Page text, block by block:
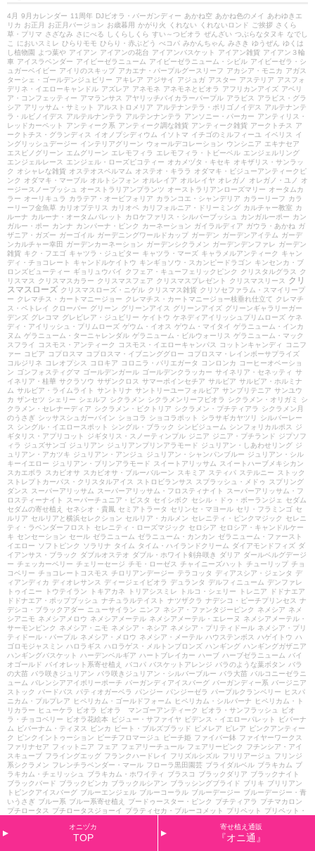
4月 9月カレンダー 11周年 DJビオラ・バーガンディー あかね空 あかね色のメイ
あわゆきエ
リカ お正月 お正月バージョン お歳暮用 かがり火 くれない くれないロンド ご挨拶 さくら
草・プリマ さざなみ さにべる しくらしくら すい～つビオラ ぜんざい つぶらなタヌキ なでし
こ
においスミレ ひらりモモ ひらり・赤ぶどう べコパ みかんちゃん みさき ゆうぜん
ゆくは
し植物園
よつ葉や アイアン アイアンの花台 アイアンバスケット アイアン雑貨 アイアン３輪
車 アイスラベンダー アイビーゼラニューム アイビーゼラニューム・シビル アイビーゼラ・シ
ュガーベイビー アイリのスキップ アカエナ・パープルグースリーフ アカシア・モニカ アガス
ターシェ・ゴールデンジュビリー アキレア アジサイ アジュガ アスター アステリア アスフォ
デリネ・イエローキャンドル アズレア アネモネ アネモネとビオラ アフリカンアイズ アベリ
ア・コンフェッティー アマランサス アヤリッチバイカラーパープル アラビス
アラビス・グラ
シア アリッサム・サミット アルストロメリア アルテナンテラ・ポリゴノイデス
アルテナンテ
ラ・ルビノイデス
アルテルナンテラ アルテンナンテラ アンソニー・パーカー アンティリス・
レッドカーペット
アンティーク系 アンティーク調な雑貨 アンティーク雑貨 アークトチス
ア
ークトチス・グランディス
イオノプシディウム イソトマ イチゴのミルフィーユ イベリス
イ
ングリッシュデージー インテリアグリーン ウォールデコレーション ウンシニア エキナセア
エスピノグリーン エムグリーン エレモフィラ エレモフィラ・トビーベル エンジェルリング
エンジェルレース
エンジェル・ローズピコティー オカメヅタ・キセキ オキザリス・サンラッ
ク
オシャレな雑貨 オステオスペルマム オステオ・キララ
オダマキ・ビジューアンティークピ
ンク
オダマキ・マーブル オルトシフォン オルレイア オルレイヤ オレガノ オレガノ・ユノ
オ
ージースノーブッシュ
オーストラリアンプランツ オーストラリアンローズマリー オータムカ
ラー オーリキュラ カラテア・オービフォリア カランコエ・シャンデリア カラーリーフ カラ
ーリーフ金魚草 カリオプテリス カリオペ カリフォルニア・ドリーミング カルチャー教室 カ
ルーナ カルーナ・オータムパレット カロケファリス・シルバーブッシュ カンガルーポー カン
ガルー・ポー カンナ カンパーナ・ピンク カーネーション ガイラルディア ガウラ・あかね ガ
ザニア・ガズー ガーゴイル ガーデニングワールドカップ ガーデン ガーデンアイテム ガーデ
ンカルチャー幸田
ガーデンカーネーション ガーデンシクラメン ガーデンデンファレ ガーデン
雑貨 キク・フエゴ キャツラ・ジュピター キャツラ・マーズ キャラメルアンティーク
キャン
ディ・チョコレート
キャンドルケイトウ キンギョソウ・スカンピードラゴン キンセンカ・ブ
ロンズビューティー ギョリュウバイ クフェア・キューフェリックピンク クリスタルグラス
ク
リスマス
クリスマスカラー クリスマスフェア クリスマスプレゼント クリスマスリース
クリ
スマスローズ クリスマスローズ・ニゲル クリスマス雑貨 クリソセファラム・スマイリープ
ー クレマチス・カートマニージョー クレマチス・カートマニージョー枝垂れ仕立て クレマチ
ス・ペトレイ
クローバー グリーン グリーンアイス グリーンアイズ グリーンギャラリーガー
デンズ グレコマ グレビレア・ジュビリー ケイトウ ケネディアイリッシュプリムローズ ケネ
ディ・アイリッシュ・プリムローズ ゲウム・イオス ゲウム・マイタイ ゲラニューム・インカ
ヌム ゲラニューム・ターニャレンダル ゲラニューム・ビルウォーリス ゲラニューム・マック
スフライ
コスモス・アンティーク コスモス・イエローキャンパス コットンキャンディ
コニフ
ァー
コピア コプロスマ コプロスマ・イブニンググロー
コプロスマ・レインボーサプライズ
コルジリネ
コレオプシス コロキア コロニラ・バリエガータ コンロンカ
コーヒーオベーショ
ン ゴンフォスティグマ ゴールデンガール ゴールデンクラッカー サイネリア・セネッティ サ
イネリア・桂華 サクラソウ サザンクロス サマーポインセチア サルビア サルビア・ホルミナ
ム サルビア・ライムライト サントリナ サントリーユーフォルビア サンブリテニア サンユウ
カ ザンセツ シェリー シェルフ シクラメン シクラメンリーフビオラ シクラメン・オリガミ
シ
クラメン・セレナーディア シクラメン・ビクトリア シクラメン・プチティアラ
シクラメン月
のうさぎ シッサスシュガーバイン ショコラ ショコラポット シラサギカヤツリ
シルバーレー
ス
シングル・イエロースポット シングル・ブラック シンビジューム シンフォリカルポス
ジ
ギタリス・アプリコット
ジギタリス・スノーティンプル ジニア ジニア・プチランド ジプソフ
ィラ
ジュズサンゴ ジュリアン ジュリアンプリンアラモード ジュリアン・しあわせリング ジ
ュリアン・アカツキ ジュリアン・アンジュ ジュリアン・シャンパンブルー ジュリアン・シル
キーイエロー ジュリアン・プリンアラモード スイートアリッサム
スイートハーブメキシカン
スカエボラ
スカビオサ スカビオサ・ブルーバルーン スキミア スティパ ステルニー
ストック
ストレプトカーパス・クリスタルアイス
ストロビランサス スプラッシュ・メドゥ
スプリング
ダンス
スーパーアリッサム スーパーアリッサム・フロスティナイト
スーパーアリッサム・フ
ロスティーナイト
スーパーチュニア・ビスタ セイシボク セシル・ドゥ・ボーランジェ
セダム
セダムの寄せ植え
セネシオ・貴鳳 セミアトラータ セリンセ・マヨール セリ・フラミンゴ セ
ルリア セルリアと横浜セレクション セルリア・カルメン セレニティ・ピンクマジック
セレニ
ティ・ラベンダーフロスト
セレニティ・ローズマジック セロシア セロシア・キャンドルケー
キ センセーション セール ゼラニューム ゼラニューム・カンカン ゼラニューム・ファースト
イエロー ソフトピンク ソラリナ タイム タイム・ハイランドクリーム ダイアモンドフィズ ダ
イアンサス・ブラック
ダブルオステオ ダブル・ホワイト剣弁咲き ダリア ダールベルグデージ
ー チェッカーベリー チェリーセージ チモ・ローゼス チャイニーズハット チューリップ チョ
コベリー チョコレートコスモス チロリアンデージー テラコッタ ディアスシア・ジェンタ
デ
ィアンディカ ディオレサンス ディージェイビオラ デュランタ デルフィニューム デンファレ
トゥイニー
トウテイラン トキアカネ トリアシスミレ トルコ・シェリー トレニア
ドドナエア
ドドナエア・ポップブッシュ
ナチュラルテイスト ナツザクラ ナデシコ・ピーチプリンセス ナ
デシコ・ブラックアダー
ニューサイラン ニンフ ネシア・ファンタジーピンク ネメシア ネメ
シアニモ ネメシアメロウ ネメシアメーテル ネメシアメーテル・エレーヌ
ネメシアメーテル・
サーモンピンク
ネメシア・ニモ ネメシア・ネシア ネメシア・プリティドール ネメシア・プリ
ティドール・パープル ネメシア・メロウ ネメシア・メーテル ハウステンボス ハゲイトウ ハ
ゴロモジャスミン ハロラギス ハロラゲス・メルトンブロンズ ハンギング ハンギングガザニア
ハンギングバスケット
ハーデンベルギア ハートブレイカー ハーブ ハーブゼラニューム バイ
オゴールド バイオレット系寄せ植え バコパ バスケットアレンジ バラのような葉ボタン バラ
の大苗 バラ咲きジュリアン バラ咲きジュリアン・シルバーブルー バラ大苗 バルコニーゼラニ
ューム バレンシアアイボリーポーチ バーガンディアイスバーグ バーガンディー系 バージニア
ストック
バードバス パティオガーベラ パンジー パンジーゼラ パープルクランベリー
ヒスパ
ニカム・プルプレア
ヒペリカム・ゴールドフォーム ヒペリカム・シルバーナ
ヒペリカム・ト
リカラー
ヒューケラ ビオラ ビオラ マンゴーアンティーク ビオラ・サンフラッシュ
ビオ
ラ・チョコベリー
ビオラ花絵本 ビジュー・サファイヤ ビデンス・イエローパレット
ビバーナ
ム
ビバーナム・ティヌス ビンカ ビート・ブルズブラッド ピメレア ピレア
ピンクアンティー
ク
ピンクイントゥーション ピーチフロマージュ ピーチ姫 ファイバー鉢 ファイヤーワークス
ファリナセア フィットニア フェア フェアリーチュール フェアリーピンク
フチンシア・アイ
スキューブ フライングエッグ フランクハードレイ フリズルシズル フリリアージュ
フリンジ
系シクラメン フレンチラベンダー・マール フローラ黒田園芸 ブライダルベル ブラキカム ブ
ラキカム・チェリッシュ
ブラキカム・ホワイティ ブラスコ ブラックダリア ブラックナイト
ブラックバード ブラックビンカ ブラックルシアン ブラッシングブライド ブリキ ブリリアン
トピンクアイスバーグ ブルーエンジェル ブルーコーラル ブルーデージー ブルーデージー・青
いうさぎ ブルー系 ブルー系寄せ植え ブードゥースター・ピンク プチティアラ
プチマカロン
プチロータス
プチロータスジョーイ プラティセカ・ブルーコメット プリペット
プリペット・
プリムラ・オーリキュラ プリムラ・ショコラ プリムラ・ジュリ
プリムラ・ブルースプラッシュ プリンセスアイコ プルマージュ・ウェーブピンク
オニヅカ
TOP
寄せ植え通販
『オニ通』